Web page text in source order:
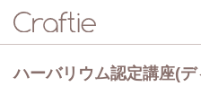
ハーバリウム認定講座(